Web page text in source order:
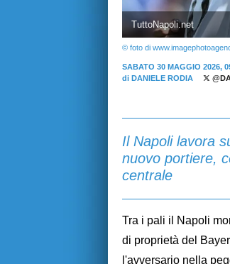
TuttoNapoli.net
© foto di
SABATO 30 MAGGIO 2026,
di DANIELE RODIA
Il Napoli lavora
nuovo portiere,
centrale
Tra i pali il Napoli
di proprietà del
l'avversario nella